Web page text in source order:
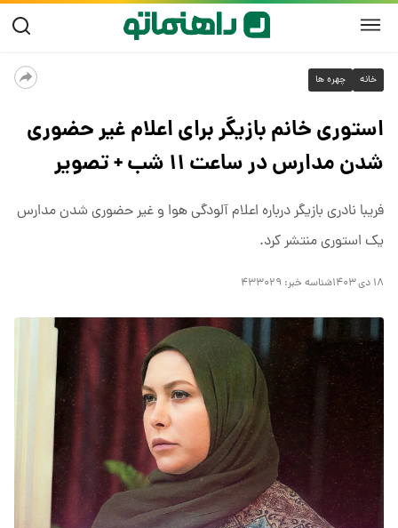
خانه چهره ها
استوری خانم بازیگر برای اعلام غیر حضوری
شدن مدارس در ساعت ۱۱ شب + تصویر
فریبا نادری بازیگر درباره اعلام آلودگی هوا و غیر حضوری شدن مدارس
یک استوری منتشر کرد.
۱۸ دی ۱۴۰۳ شناسه خبر: ۴۳۳۰۲۹